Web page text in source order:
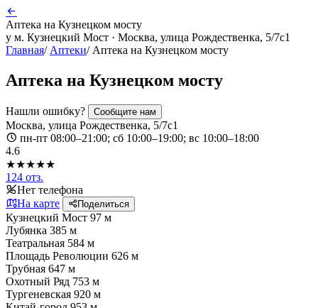
Аптека на Кузнецком мосту
у м. Кузнецкий Мост · Москва, улица Рождественка, 5/7с1
Главная/ Аптеки/ Аптека на Кузнецком мосту
Аптека на Кузнецком мосту
Нашли ошибку? Сообщите нам
Москва, улица Рождественка, 5/7с1
пн-пт 08:00–21:00; сб 10:00–19:00; вс 10:00–18:00
4.6
★★★★★
124 отз.
Нет телефона
На карте
Поделиться
Кузнецкий Мост 97 м
Лубянка 385 м
Театральная 584 м
Площадь Революции 626 м
Трубная 647 м
Охотный Ряд 753 м
Тургеневская 920 м